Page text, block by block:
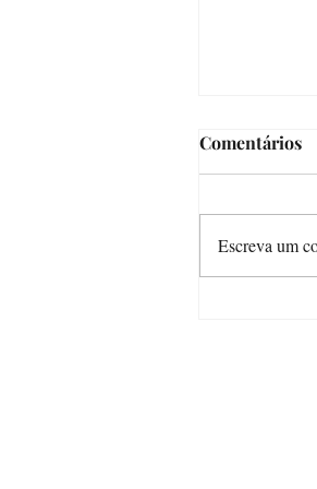
Comentários
Escreva um